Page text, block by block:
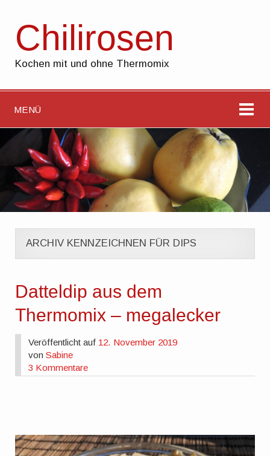
Chilirosen
Kochen mit und ohne Thermomix
MENÜ
ARCHIV KENNZEICHNEN FÜR DIPS
Datteldip aus dem
Thermomix – megalecker
Veröffentlicht auf 12. November 2019
vonSabine
3 Kommentare